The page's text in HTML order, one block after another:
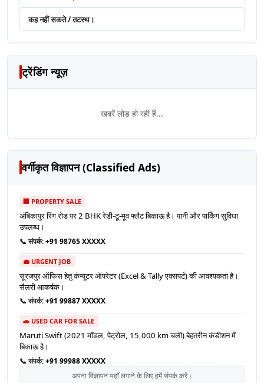
कह नहीं सकते / तटस्थ।
ट्रेंडिंग न्यूज़
खबरें लोड हो रही हैं...
वर्गीकृत विज्ञापन (Classified Ads)
🏢 PROPERTY SALE
अंबिकापुर रिंग रोड पर 2 BHK रेडी-टू-मूव फ्लैट बिकाऊ है। पानी और पार्किंग सुविधा
उपलब्ध।
📞 संपर्क:+91 98765 XXXXX
💼 URGENT JOB
सूरजपुर ऑफिस हेतु कंप्यूटर ऑपरेटर (Excel & Tally एक्सपर्ट) की आवश्यकता है।
सैलरी आकर्षक।
📞 संपर्क:+91 99887 XXXXX
🚗 USED CAR FOR SALE
Maruti Swift (2021 मॉडल, पेट्रोल, 15,000 km चली) बेहतरीन कंडीशन में
बिकाऊ है।
📞 संपर्क:+91 99988 XXXXX
अपना विज्ञापन यहाँ लगाने के लिए हमें संपर्क करें।